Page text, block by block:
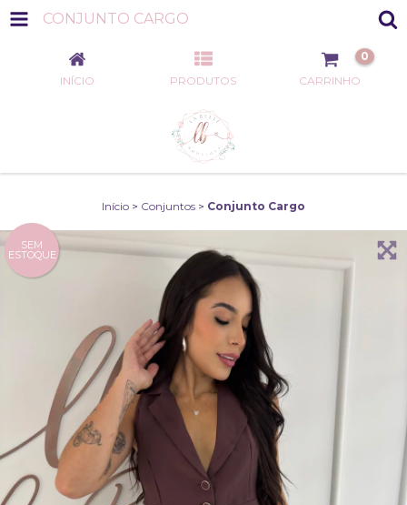
CONJUNTO CARGO
INÍCIO PRODUTOS CARRINHO
0
Início > Conjuntos > Conjunto Cargo
SEM
ESTOQUE